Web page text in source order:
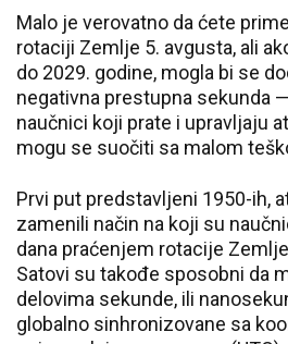
Malo je verovatno da ćete
rotaciji Zemlje 5. avgusta, ali
do 2029. godine, mogla bi se
negativna prestupna sekunda
naučnici koji prate i upravljaju
mogu se suočiti sa malom
Prvi put predstavljeni 1950-ih,
zamenili način na koji su
dana praćenjem rotacije
Satovi su takođe sposobni da
delovima sekunde, ili
globalno sinhronizovane sa